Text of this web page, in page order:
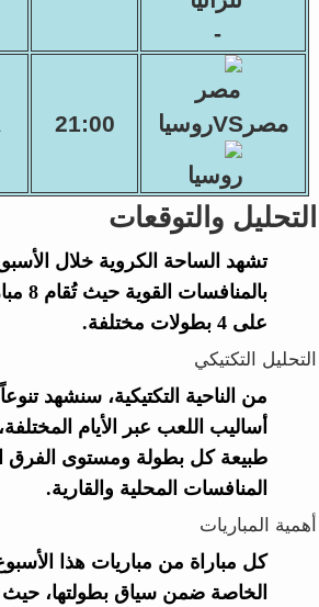
مصرVSروسيا 21:00
التحليل والتوقعات
تشهد الساحة الكروية خلال
على 4 بطولات مختلفة.
التحليل التكتيكي
من الناحية التكتيكية، سنشهد
أساليب اللعب عبر الأيام
طبيعة كل بطولة ومستوى الفرق
المنافسات المحلية والقارية.
أهمية المباريات
كل مباراة من مباريات هذا
الخاصة ضمن سياق بطولتها،